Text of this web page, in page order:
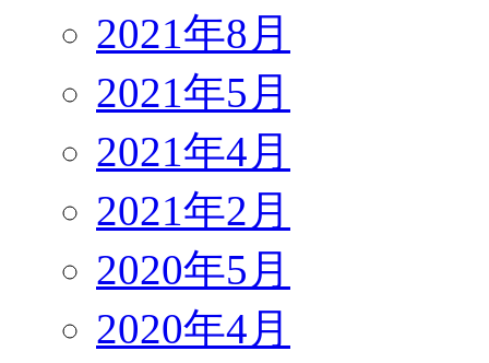
2021年8月
2021年5月
2021年4月
2021年2月
2020年5月
2020年4月